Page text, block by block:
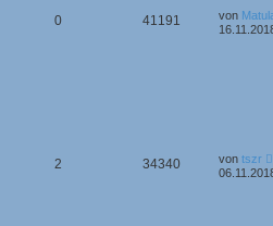
0 41191 von
2 34340 von tszr